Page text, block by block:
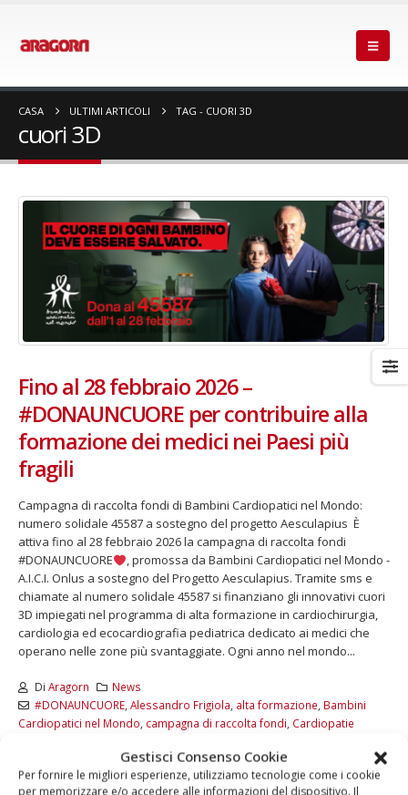
Gestisci Consenso Cookie
Per fornire le migliori esperienze, utilizziamo tecnologie come i cookie
per memorizzare e/o accedere alle informazioni del dispositivo. Il
CASA ULTIMI ARTICOLI TAG - CUORI 3D
cuori 3D
Fino al 28 febbraio 2026 –
#DONAUNCUORE per contribuire alla
formazione dei medici nei Paesi più
fragili
Campagna di raccolta fondi di Bambini Cardiopatici nel Mondo:
numero solidale 45587 a sostegno del progetto Aesculapius È
attiva fino al 28 febbraio 2026 la campagna di raccolta fondi
#DONAUNCUORE
, promossa da Bambini Cardiopatici nel Mondo -
A.I.C.I. Onlus a sostegno del Progetto Aesculapius. Tramite sms e
chiamate al numero solidale 45587 si finanziano gli innovativi cuori
3D impiegati nel programma di alta formazione in cardiochirurgia,
cardiologia ed ecocardiografia pediatrica dedicato ai medici che
operano nelle zone più svantaggiate. Ogni anno nel mondo...
Di Aragorn
News
#DONAUNCUORE, Alessandro Frigiola alta formazione Bambini
Cardiopatici nel Mondo campagna di raccolta fondi Cardiopatie
Numero solidale 45587,Progetto Aesculapius